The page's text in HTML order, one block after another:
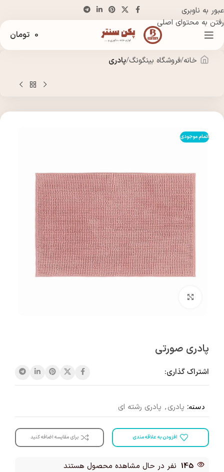
عبور به ناوبری
رفتن به محتوای اصلی
0 تومان
خانه فروشگاه بینگونگ پادری
اتمام موجودی
پادری صورتی
اشتراک گذاری:
دسته: پادری, پادری رشته ای
افزودن به علاقه مندی برای مقایسه اضافه کنید
145 نفر در حال مشاهده محصول هستند